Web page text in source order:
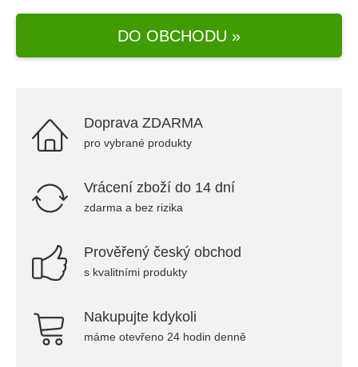
DO OBCHODU »
Doprava ZDARMA
pro vybrané produkty
Vrácení zboží do 14 dní
zdarma a bez rizika
Prověřený český obchod
s kvalitními produkty
Nakupujte kdykoli
máme otevřeno 24 hodin denně